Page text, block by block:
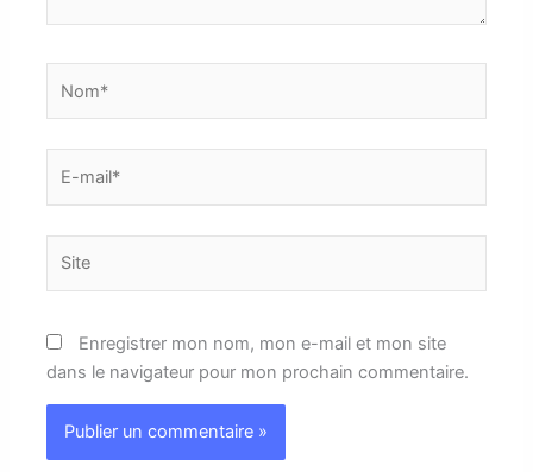
mail*
Enregistrer mon nom, mon e-mail et mon site
dans le navigateur pour mon prochain commentaire.